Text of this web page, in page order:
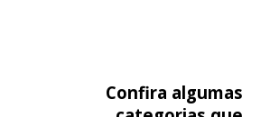
Confira algumas